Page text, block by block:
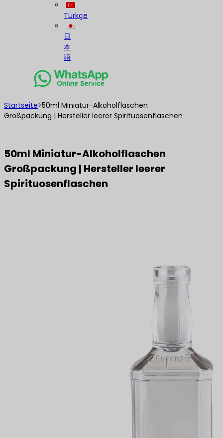
Türkçe
日
本
語
Startseite>50ml Miniatur-Alkoholflaschen
Großpackung | Hersteller leerer Spirituosenflaschen
50ml Miniatur-Alkoholflaschen
Großpackung | Hersteller leerer
Spirituosenflaschen